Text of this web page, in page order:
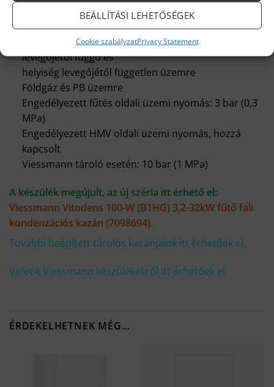
BEÁLLÍTÁSI LEHETŐSÉGEK
Cookie szabályzatPrivacy Statement
kaszkád esetén:
B1HF-M/B1KF-M típusokKondenzciós fali gázkazán,
modulációs MatriX-Plus gázégővel, helyiség
levegőjétől függő és
helyiség levegőjétől független üzemre
Földgáz és PB üzemre
Engedélyezett fűtés oldali üzemi nyomás: 3 bar (0,3
MPa)
Engedélyezett HMV oldali üzemi nyomás, hozzá
kapcsolt
Viessmann tároló esetén: 10 bar (1 MPa)
A készülék megújult, az új széria itt érhető el:
Viessmann Vitodens 100-W (B1HG) 3,2-32kW fűtő fali
kondenzációs kazán (7098694).
További beépített tárolós kazánjaink itt érhetőek el.
Videók Viessmann készülékekről itt érhetőek el
ÉRDEKELHETNEK MÉG…